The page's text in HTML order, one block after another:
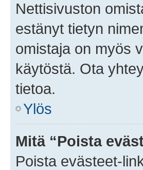
Nettisivuston
estänyt tietyn
omistaja on myös
käytöstä. Ota
tietoa.
Ylös
Mitä “Poista
Poista evästeet-